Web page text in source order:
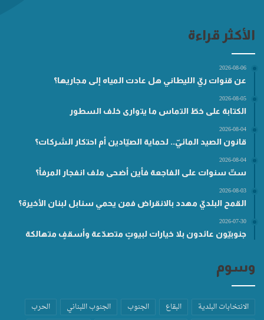
الأكثر قراءة
2026-08-06
عن قنوات ريّ الليطاني هل عادت المياه إلى مجاريها؟
2026-08-05
الكتابة على خطّ التماس ما يتوارى خلف السطور
2026-08-04
قانون الصيد المائيّ.. لحماية الصيّادين أم احتكار الشركات؟
2026-08-04
ستّ سنوات على الفاجعة فأين أضحى ملف انفجار المرفأ؟
2026-08-03
القمح البلديّ مهدد بالانقراض فمن يحمي سنابل لبنان الأخيرة؟
2026-07-30
جنوبيّون عائدون بلا خيارات لبيوتٍ متصدّعة وأسقفٍ متهالكة
وسوم
الانتخابات البلدية البقاع الجنوب الجنوب اللبناني
الحرب